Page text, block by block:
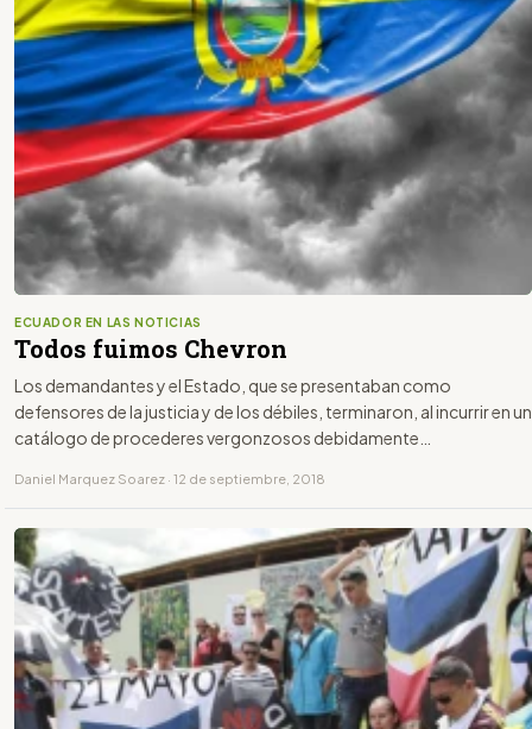
ECUADOR EN LAS NOTICIAS
Todos fuimos Chevron
Los demandantes y el Estado, que se presentaban como
defensores de la justicia y de los débiles, terminaron, al incurrir en un
catálogo de procederes vergonzosos debidamente
representar.
Daniel Marquez Soarez · 12 de septiembre, 2018